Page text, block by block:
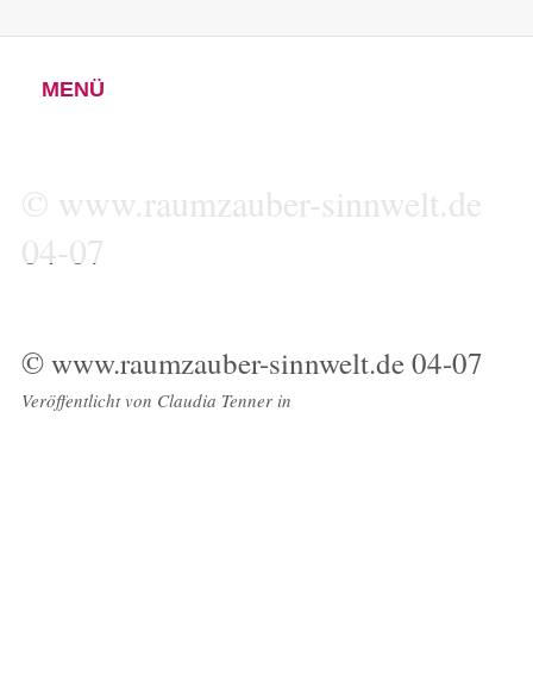
MENÜ
© www.raumzauber-sinnwelt.de
04-07
© www.raumzauber-sinnwelt.de 04-07
Veröffentlicht von Claudia Tennerin